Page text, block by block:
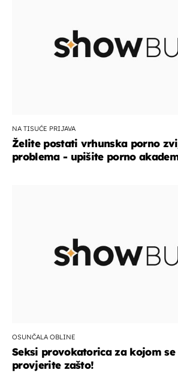
NA TISUĆE PRIJAVA
Želite postati vrhunska porno
problema - upišite porno
OSUNČALA OBLINE
Seksi provokatorica za kojom
provjerite zašto!